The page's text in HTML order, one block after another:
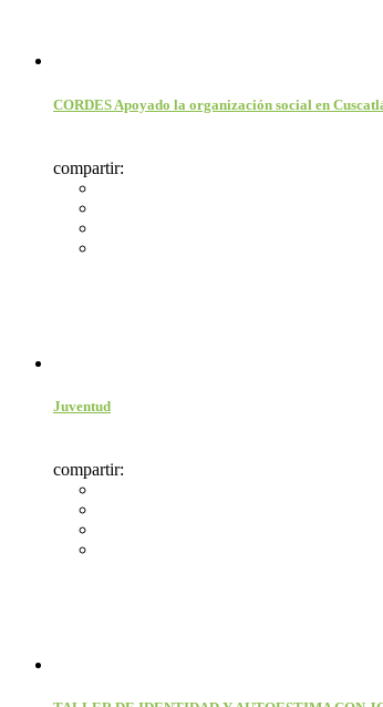
CORDES Apoyado la organización social en
compartir:
Juventud
compartir: